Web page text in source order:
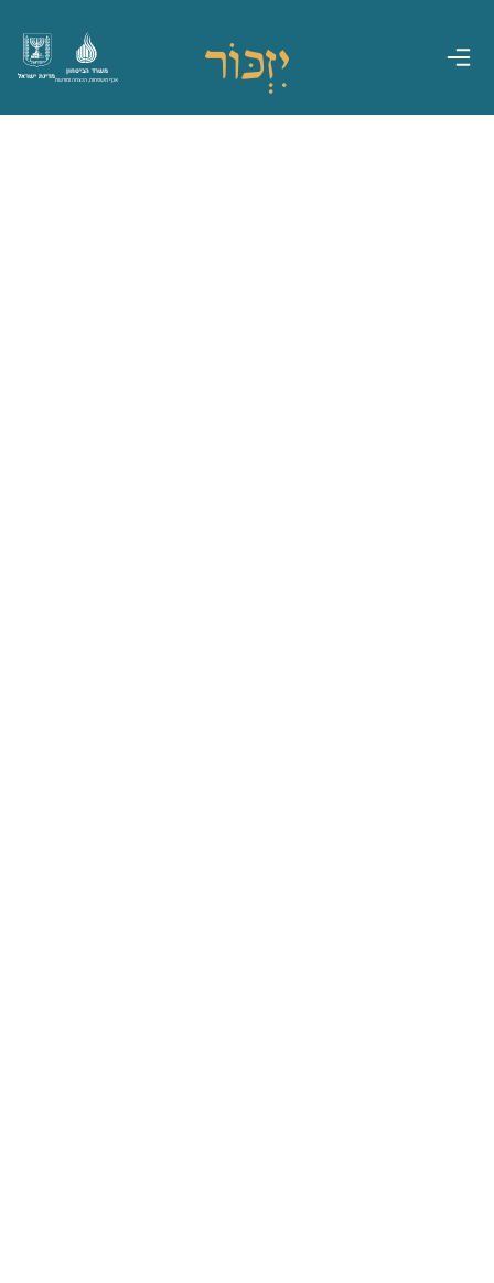
מדינת ישראל
משרד הביטחון
אגף משפחות, הנצחה ומורשת